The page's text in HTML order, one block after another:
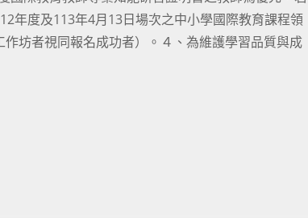
年度及113年4月13日場次之中小學國際教育課程領
坊者視同報名成功者）。４、為維護學習品質與成